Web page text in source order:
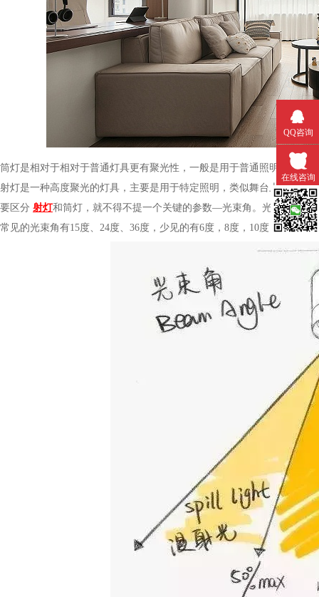
筒灯是相对于相对于普通灯具更有聚光性，一般是用于普通照明或辅助照明
射灯是一种高度聚光的灯具，主要是用于特定照明，类似舞台上的聚光灯效
要区分 射灯和筒灯，就不得不提一个关键的参数—光束角。光束角指的
常见的光束角有15度、24度、36度，少见的有6度，8度，10度，12度，
QQ咨询
在线咨询
微信扫一扫